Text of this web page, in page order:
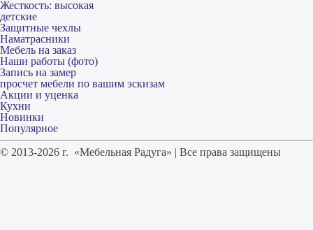
Жесткость: высокая
детские
Защитные чехлы
Наматрасники
Мебель на заказ
Наши работы (фото)
Запись на замер
просчет мебели по вашим эскизам
Акции и уценка
Кухни
Новинки
Популярное
© 2013-2026 г. «Мебельная Радуга» | Все права защищены